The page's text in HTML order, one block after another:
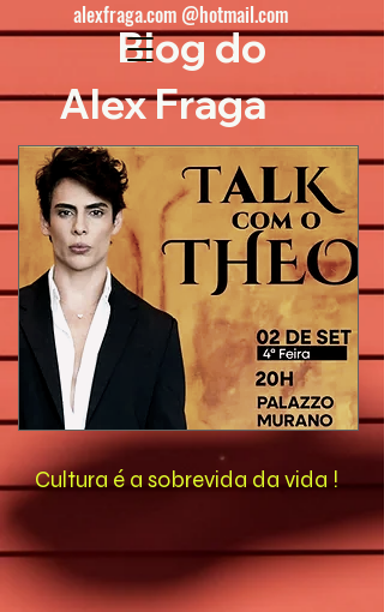
Cultura é a sobrevida da vida !
Blog do
Alex Fraga
alexfraga.com @hotmail.com